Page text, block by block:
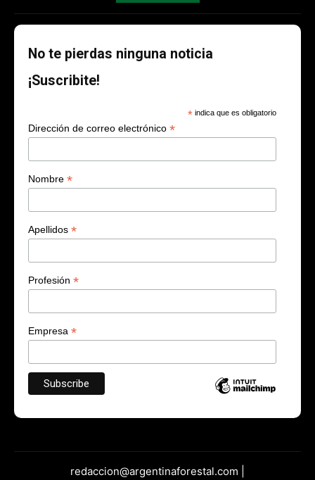
No te pierdas ninguna noticia
¡Suscribite!
* indica que es obligatorio
Dirección de correo electrónico *
Nombre *
Apellidos *
Profesión *
Empresa *
redaccion@argentinaforestal.com |